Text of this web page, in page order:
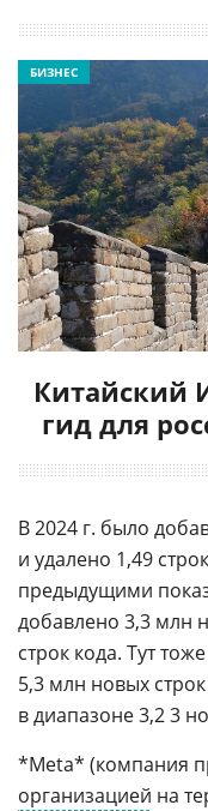
Китайский
гид для
БИЗНЕС
В 2024 г. было
и удалено 1,49
предыдущими
добавлено 3,3 млн
строк кода. Тут
5,3 млн новых
в диапазоне 3,2 3
*Meta* (компания
организацией на